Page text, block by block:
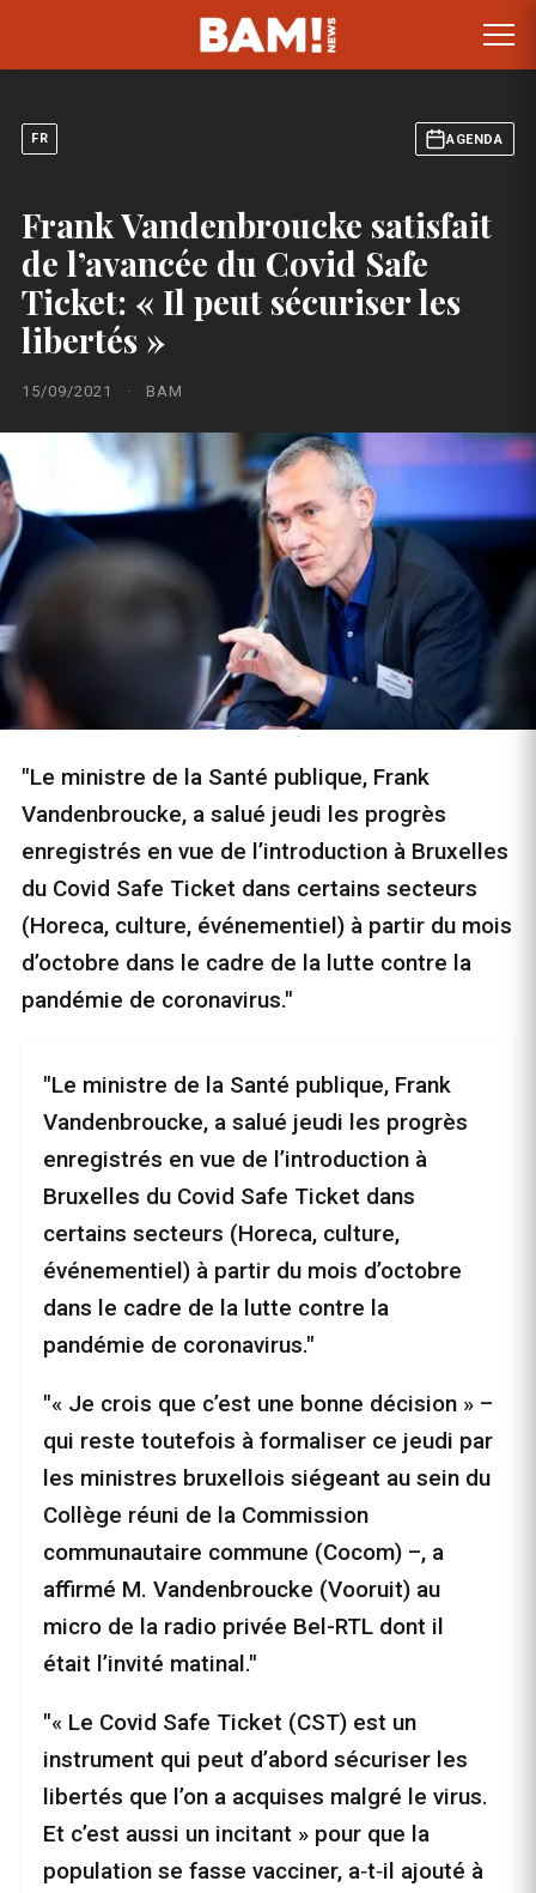
FR AGENDA
Frank Vandenbroucke satisfait
de l’avancée du Covid Safe
Ticket: « Il peut sécuriser les
libertés »
15/09/2021 · BAM
"Le ministre de la Santé publique, Frank
Vandenbroucke, a salué jeudi les progrès
enregistrés en vue de l’introduction à Bruxelles
du Covid Safe Ticket dans certains secteurs
(Horeca, culture, événementiel) à partir du mois
d’octobre dans le cadre de la lutte contre la
pandémie de coronavirus."
"Le ministre de la Santé publique, Frank
Vandenbroucke, a salué jeudi les progrès
enregistrés en vue de l’introduction à
Bruxelles du Covid Safe Ticket dans
certains secteurs (Horeca, culture,
événementiel) à partir du mois d’octobre
dans le cadre de la lutte contre la
pandémie de coronavirus."
"« Je crois que c’est une bonne décision » –
qui reste toutefois à formaliser ce jeudi par
les ministres bruxellois siégeant au sein du
Collège réuni de la Commission
communautaire commune (Cocom) –, a
affirmé M. Vandenbroucke (Vooruit) au
micro de la radio privée Bel-RTL dont il
était l’invité matinal."
"« Le Covid Safe Ticket (CST) est un
instrument qui peut d’abord sécuriser les
libertés que l’on a acquises malgré le virus.
Et c’est aussi un incitant » pour que la
population se fasse vacciner, a‑t‑il ajouté à